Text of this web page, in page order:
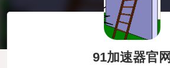
91加速器官网